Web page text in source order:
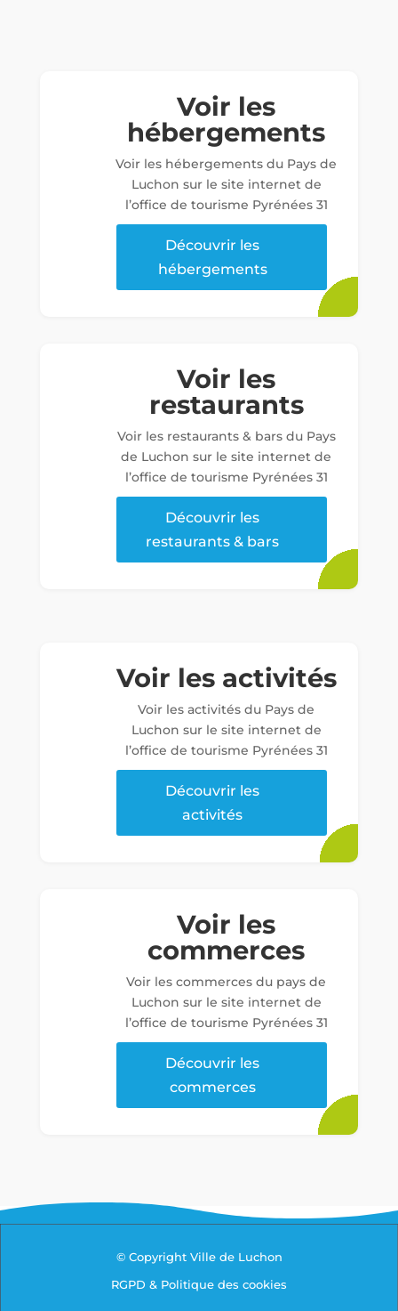
Voir les
hébergements
Voir les hébergements du Pays de
Luchon sur le site internet de
l’office de tourisme Pyrénées 31
Découvrir les
hébergements
Voir les
restaurants
Voir les restaurants & bars du Pays
de Luchon sur le site internet de
l’office de tourisme Pyrénées 31
Découvrir les
restaurants & bars
Voir les activités
Voir les activités du Pays de
Luchon sur le site internet de
l’office de tourisme Pyrénées 31
Découvrir les
activités
Voir les
commerces
Voir les commerces du pays de
Luchon sur le site internet de
l’office de tourisme Pyrénées 31
Découvrir les
commerces
© Copyright Ville de Luchon
RGPD & Politique des cookies